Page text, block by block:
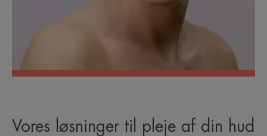
Vores løsninger til pleje af din hud